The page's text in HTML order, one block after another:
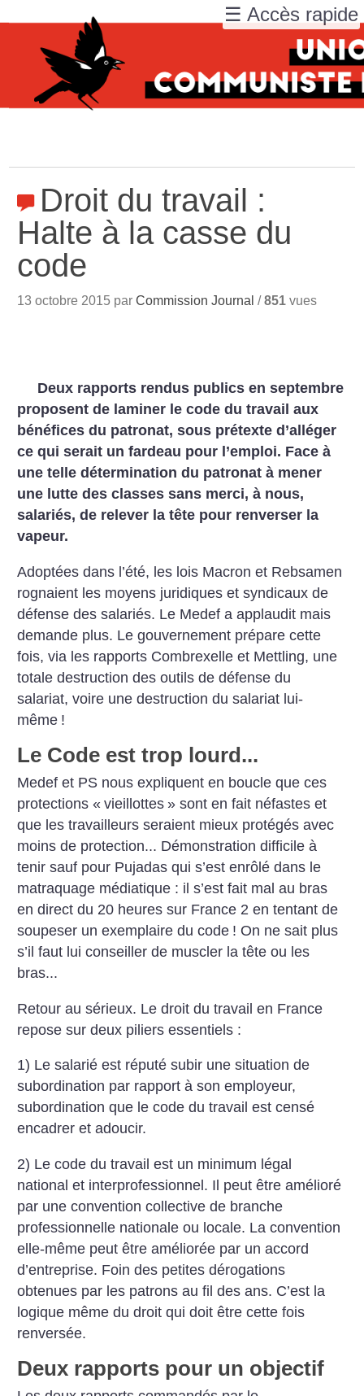
Droit du travail :
Halte à la casse du
code
13 octobre 2015 parCommission Journal /851 vues
Deux rapports rendus publics en septembre
proposent de laminer le code du travail aux
bénéfices du patronat, sous prétexte d’alléger
ce qui serait un fardeau pour l’emploi. Face à
une telle détermination du patronat à mener
une lutte des classes sans merci, à nous,
salariés, de relever la tête pour renverser la
vapeur.
Adoptées dans l’été, les lois Macron et Rebsamen
rognaient les moyens juridiques et syndicaux de
défense des salariés. Le Medef a applaudit mais
demande plus. Le gouvernement prépare cette
fois, via les rapports Combrexelle et Mettling, une
totale destruction des outils de défense du
salariat, voire une destruction du salariat lui-
même !
Le Code est trop lourd...
Medef et PS nous expliquent en boucle que ces
protections « vieillottes » sont en fait néfastes et
que les travailleurs seraient mieux protégés avec
moins de protection... Démonstration difficile à
tenir sauf pour Pujadas qui s’est enrôlé dans le
matraquage médiatique : il s’est fait mal au bras
en direct du 20 heures sur France 2 en tentant de
soupeser un exemplaire du code ! On ne sait plus
s’il faut lui conseiller de muscler la tête ou les
bras...
Retour au sérieux. Le droit du travail en France
repose sur deux piliers essentiels :
1) Le salarié est réputé subir une situation de
subordination par rapport à son employeur,
subordination que le code du travail est censé
encadrer et adoucir.
2) Le code du travail est un minimum légal
national et interprofessionnel. Il peut être amélioré
par une convention collective de branche
professionnelle nationale ou locale. La convention
elle-même peut être améliorée par un accord
d’entreprise. Foin des petites dérogations
obtenues par les patrons au fil des ans. C’est la
logique même du droit qui doit être cette fois
renversée.
Deux rapports pour un objectif
☰ Accès rapide